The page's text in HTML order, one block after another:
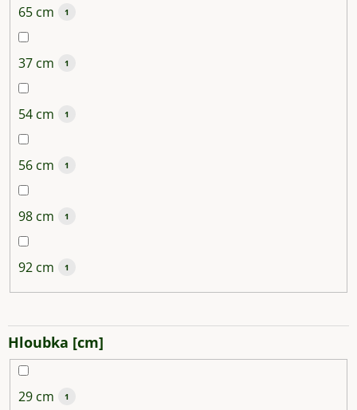
65 cm 1
37 cm 1
54 cm 1
56 cm 1
98 cm 1
92 cm 1
Hloubka [cm]
29 cm 1